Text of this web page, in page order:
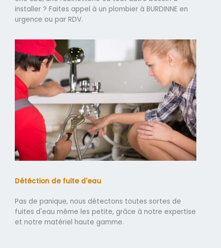
installer ? Faites appel à un plombier à BURDINNE en
urgence ou par RDV.
Détéction de fuite d'eau
Pas de panique, nous détectons toutes sortes de
fuites d'eau même les petite, grâce à notre expertise
et notre matériel haute gamme.